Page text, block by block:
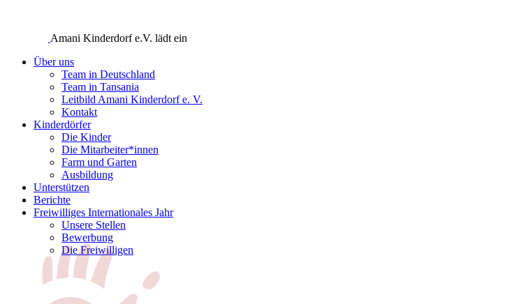
Amani Kinderdorf e.V. lädt ein
Über uns
Team in Deutschland
Team in Tansania
Leitbild Amani Kinderdorf e. V.
Kontakt
Kinderdörfer
Die Kinder
Die Mitarbeiter*innen
Farm und Garten
Ausbildung
Unterstützen
Berichte
Freiwilliges Internationales Jahr
Unsere Stellen
Bewerbung
Die Freiwilligen